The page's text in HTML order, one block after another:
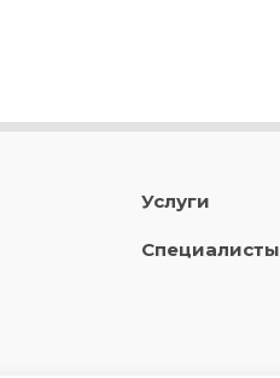
Услуги
Специалисты